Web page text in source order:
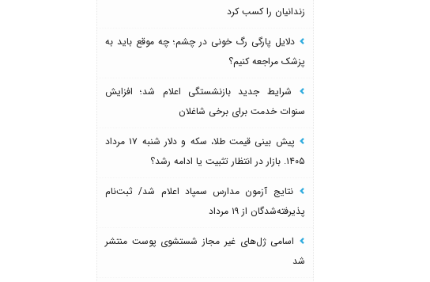
زندانیان را کسب کرد
دلایل پارگی رگ خونی در چشم؛ چه موقع باید به
پزشک مراجعه کنیم؟
شرایط جدید بازنشستگی اعلام شد؛ افزایش
سنوات خدمت برای برخی شاغلان
پیش بینی قیمت طلا، سکه و دلار شنبه ۱۷ مرداد
۱۴۰۵. بازار در انتظار تثبیت یا ادامه رشد؟
نتایج آزمون مدارس سمپاد اعلام شد/ ثبت‌نام
پذیرفته‌شدگان از ۱۹ مرداد
اسامی ژل‌های غیر مجاز شستشوی پوست منتشر
شد